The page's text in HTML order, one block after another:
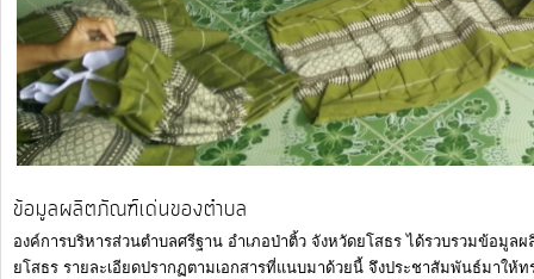
ท้อง
ถิ่น
ของ
เรา
แสดง
ความ
ข้อมูลผลิตภัณฑ์เด่นของตำบล
องค์การบริหารส่วนตำบลศรีฐาน อำเภอป่าติ้ว จังหวัดยโสธร ได้รวบรวมข้อมูล
ยโสธร รายละเอียดปรากฏตามเอกสารที่แนบมาด้วยนี้ จึงประชาสัมพันธ์มาให้